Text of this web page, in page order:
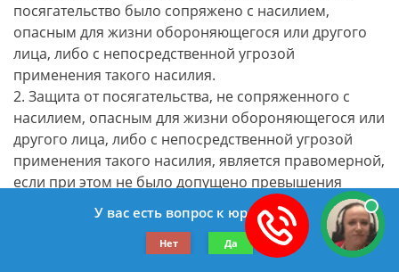
посягательство было сопряжено с насилием,
опасным для жизни обороняющегося или другого
лица, либо с непосредственной угрозой
применения такого насилия.
2. Защита от посягательства, не сопряженного с
насилием, опасным для жизни обороняющегося или
другого лица, либо с непосредственной угрозой
применения такого насилия, является правомерной,
если при этом не было допущено превышения
пределов необходимой обороны, то есть
умышленных действий, явно не соответствующих
характеру и опасности посягательства.
У вас есть вопрос к юристу?
Нет Да